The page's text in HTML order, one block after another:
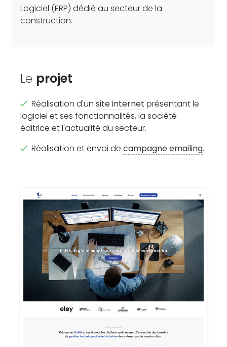
Logiciel (ERP) dédié au secteur de la
construction.
Le projet
Réalisation d'un site internet présentant le
logiciel et ses fonctionnalités, la société
éditrice et l'actualité du secteur.
Réalisation et envoi de campagne emailing.